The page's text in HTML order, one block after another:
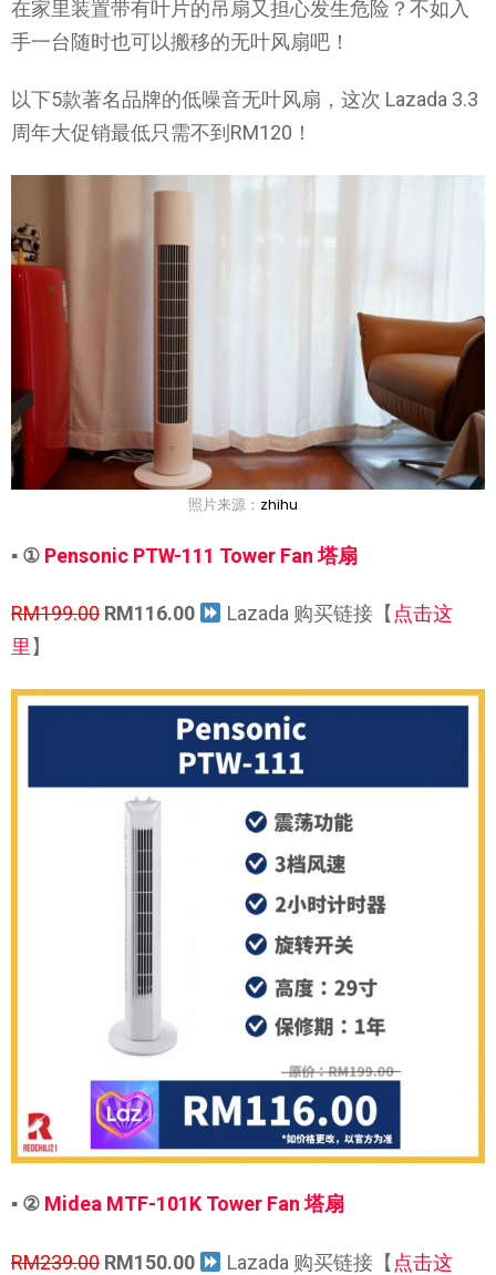
在家里装置带有叶片的吊扇又担心发生危险？不如入
手一台随时也可以搬移的无叶风扇吧！
以下5款著名品牌的低噪音无叶风扇，这次 Lazada 3.3
周年大促销最低只需不到RM120！
照片来源： zhihu
▪ ① Pensonic PTW-111 Tower Fan 塔扇
RM199.00 RM116.00 Lazada 购买链接【 点击这
里 】
▪ ② Midea MTF-101K Tower Fan 塔扇
RM239.00 RM150.00 Lazada 购买链接【点击这